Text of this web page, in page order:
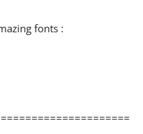
fonts :